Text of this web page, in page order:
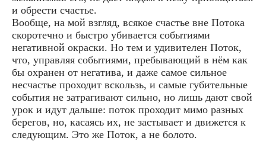
и обрести счастье.
Вообще, на мой взгляд, всякое счастье вне Потока
скоротечно и быстро убивается событиями
негативной окраски. Но тем и удивителен Поток,
что, управляя событиями, пребывающий в нём как
бы охранен от негатива, и даже самое сильное
несчастье проходит вскользь, и самые губительные
события не затрагивают сильно, но лишь дают свой
урок и идут дальше: поток проходит мимо разных
берегов, но, касаясь их, не застывает и движется к
следующим. Это же Поток, а не болото.